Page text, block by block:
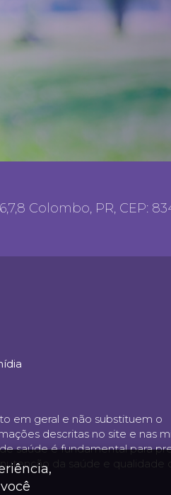
Colombo, PR, CEP:
em geral e não substituem o
descritas no site e nas
saúde é fundamental para
da saúde e qualidade